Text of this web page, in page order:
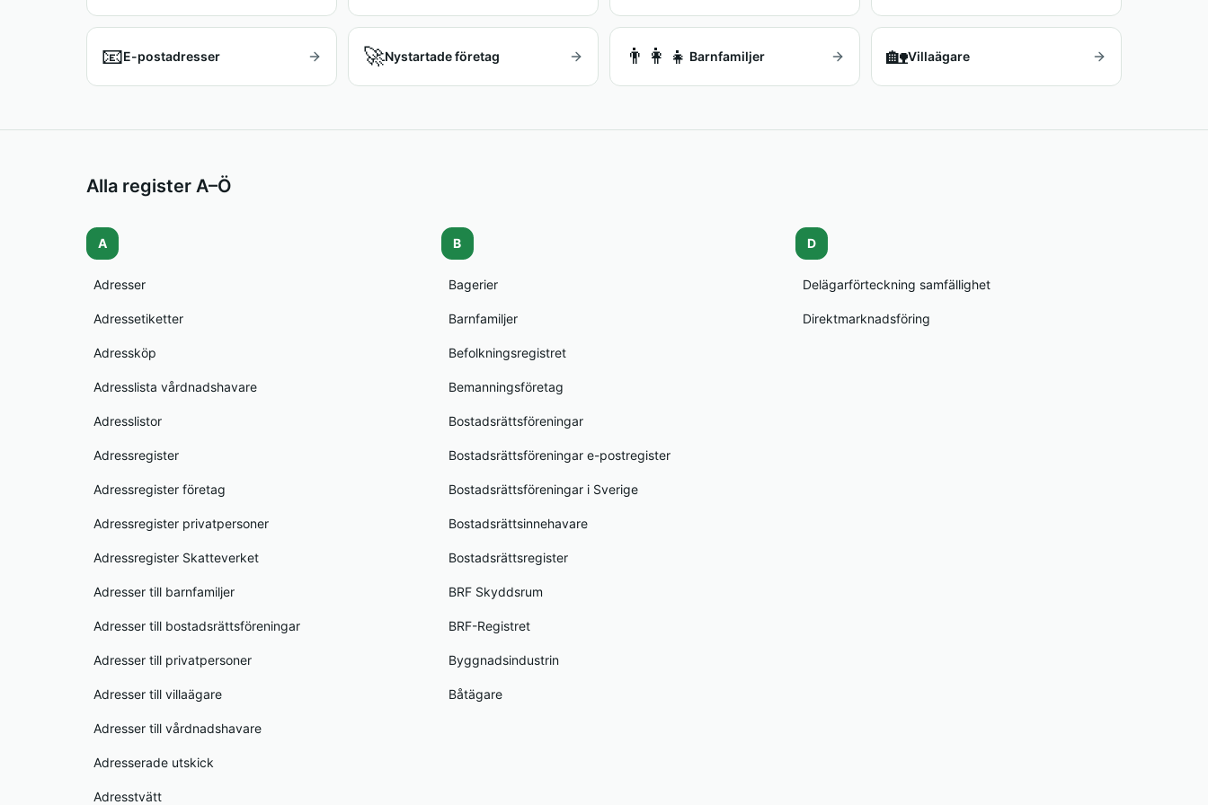
📧E-postadresser 🚀Nystartade företag 👨‍👩‍👧 Barnfamiljer 🏡Villaägare
Alla register A–Ö
A
Adresser
Adressetiketter
Adressköp
Adresslista vårdnadshavare
Adresslistor
Adressregister
Adressregister företag
Adressregister privatpersoner
Adressregister Skatteverket
Adresser till barnfamiljer
Adresser till bostadsrättsföreningar
Adresser till privatpersoner
Adresser till villaägare
Adresser till vårdnadshavare
Adresserade utskick
Adresstvätt
B
Bagerier
Barnfamiljer
Befolkningsregistret
Bemanningsföretag
Bostadsrättsföreningar
Bostadsrättsföreningar e-postregister
Bostadsrättsföreningar i Sverige
Bostadsrättsinnehavare
Bostadsrättsregister
BRF Skyddsrum
BRF-Registret
Byggnadsindustrin
Båtägare
D
Delägarförteckning samfällighet
Direktmarknadsföring